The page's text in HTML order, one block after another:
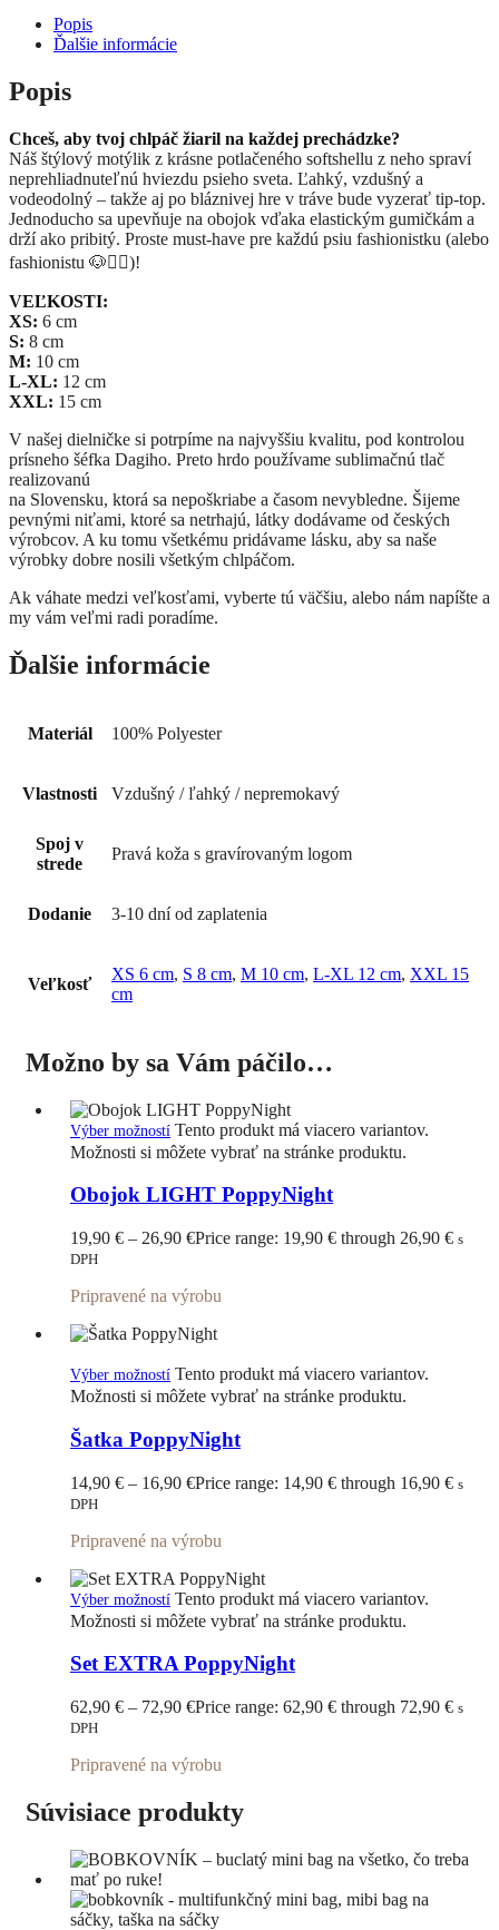
Popis
Ďalšie informácie
Popis
Chceš, aby tvoj chlpáč žiaril na každej prechádzke?
Náš štýlový motýlik z krásne potlačeného softshellu z neho spraví
neprehliadnuteľnú hviezdu psieho sveta. Ľahký, vzdušný a
vodeodolný – takže aj po bláznivej hre v tráve bude vyzerať tip-top.
Jednoducho sa upevňuje na obojok vďaka elastickým gumičkám a
drží ako pribitý. Proste must-have pre každú psiu fashionistku (alebo
fashionistu 🐶💁‍♀️)!
VEĽKOSTI:
XS: 6 cm
S: 8 cm
M: 10 cm
L-XL: 12 cm
XXL: 15 cm
V našej dielničke si potrpíme na najvyššiu kvalitu, pod kontrolou
prísneho šéfka Dagiho. Preto hrdo používame sublimačnú tlač
realizovanú
na Slovensku, ktorá sa nepoškriabe a časom nevybledne. Šijeme
pevnými niťami, ktoré sa netrhajú, látky dodávame od českých
výrobcov. A ku tomu všetkému pridávame lásku, aby sa naše
výrobky dobre nosili všetkým chlpáčom.
Ak váhate medzi veľkosťami, vyberte tú väčšiu, alebo nám napíšte a
my vám veľmi radi poradíme.
Ďalšie informácie
Materiál 100% Polyester
Vlastnosti Vzdušný / ľahký / nepremokavý
Spoj v
strede
Pravá koža s gravírovaným logom
Dodanie 3-10 dní od zaplatenia
Veľkosť
XS 6 cm, S 8 cm, M 10 cm, L-XL 12 cm, XXL 15
cm
Možno by sa Vám páčilo…
Výber možností Tento produkt má viacero variantov.
Možnosti si môžete vybrať na stránke produktu.
Obojok LIGHT PoppyNight
19,90 € – 26,90 €Price range: 19,90 € through 26,90 € s
DPH
Pripravené na výrobu
Výber možností Tento produkt má viacero variantov.
Možnosti si môžete vybrať na stránke produktu.
Šatka PoppyNight
14,90 € – 16,90 €Price range: 14,90 € through 16,90 € s
DPH
Pripravené na výrobu
Výber možností Tento produkt má viacero variantov.
Možnosti si môžete vybrať na stránke produktu.
Set EXTRA PoppyNight
62,90 € – 72,90 €Price range: 62,90 € through 72,90 € s
DPH
Pripravené na výrobu
Súvisiace produkty